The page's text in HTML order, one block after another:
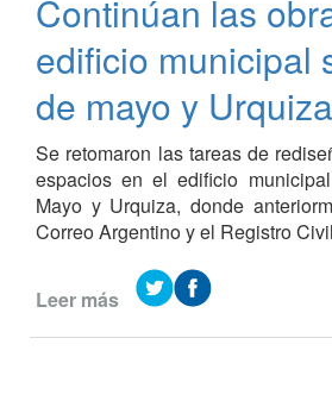
Continúan las
edificio municipal
de mayo y Urquiza
Se retomaron las tareas de
espacios en el edificio
Mayo y Urquiza, donde
Correo Argentino y el Registro
Leer más de